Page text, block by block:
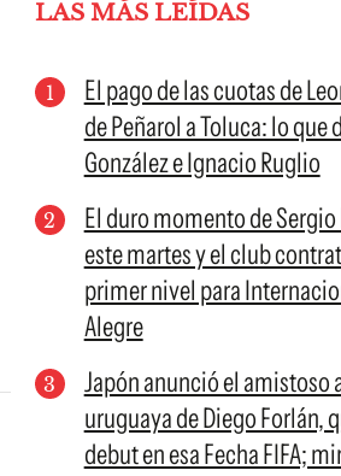
LAS MÁS LEÍDAS
El pago de las cuotas de
de Peñarol a Toluca: lo que
González e Ignacio Ruglio
El duro momento de
este martes y el club
primer nivel para
Alegre
Japón anunció el amistoso
uruguaya de Diego Forlán,
debut en esa Fecha FIFA;